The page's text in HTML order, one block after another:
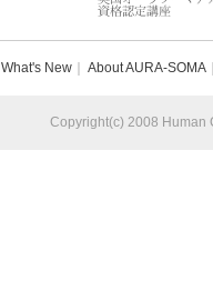
What's New ｜ About AURA-SOMA
Copyright(c) 2008 Human